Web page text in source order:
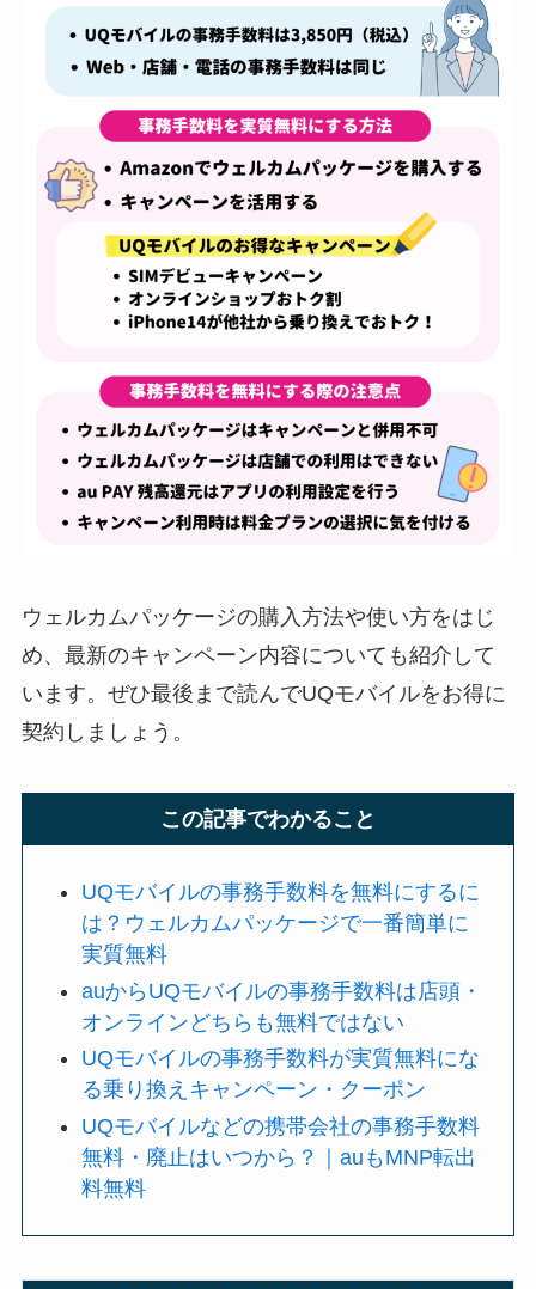
ウェルカムパッケージの購入方法や使い方をはじ
め、最新のキャンペーン内容についても紹介して
います。ぜひ最後まで読んでUQモバイルをお得に
契約しましょう。
この記事でわかること
UQモバイルの事務手数料を無料にするに
は？ウェルカムパッケージで一番簡単に
実質無料
auからUQモバイルの事務手数料は店頭・
オンラインどちらも無料ではない
UQモバイルの事務手数料が実質無料にな
る乗り換えキャンペーン・クーポン
UQモバイルなどの携帯会社の事務手数料
無料・廃止はいつから？｜auもMNP転出
料無料